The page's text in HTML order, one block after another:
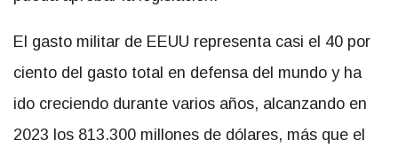
El gasto militar de EEUU representa casi el 40 por
ciento del gasto total en defensa del mundo y ha
ido creciendo durante varios años, alcanzando en
2023 los 813.300 millones de dólares, más que el